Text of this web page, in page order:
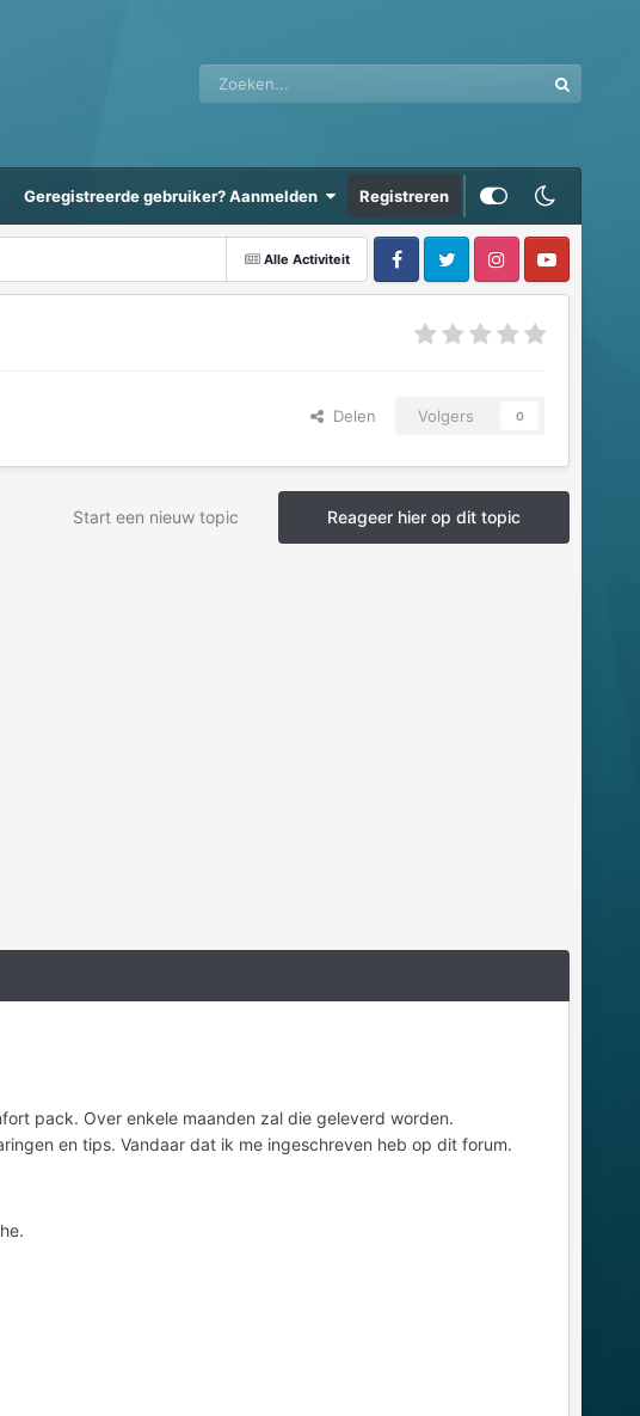
Geregistreerde gebruiker? Aanmelden Registreren
Alle Activiteit
Delen Volgers 0
Reageer hier op dit topic
Start een nieuw topic
pack. Over enkele maanden zal die geleverd worden.
en tips. Vandaar dat ik me ingeschreven heb op dit forum.